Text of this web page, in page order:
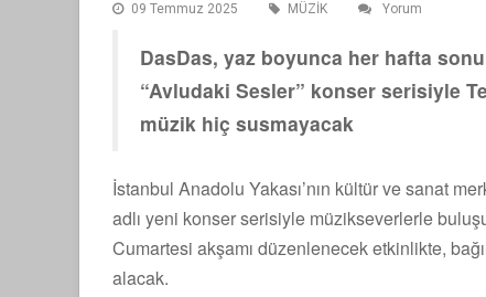
09 Temmuz 2025 MÜZİK Yorum
DasDas, yaz boyunca her hafta
“Avludaki Sesler” konser serisiyle
müzik hiç susmayacak
İstanbul Anadolu Yakası’nın kültür ve sanat
adlı yeni konser serisiyle müzikseverlerle
Cumartesi akşamı düzenlenecek etkinlikte,
alacak.